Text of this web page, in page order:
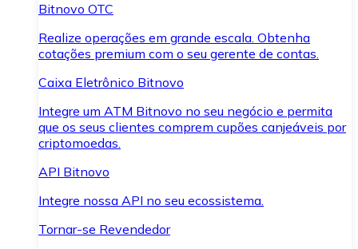
Bitnovo OTC
Realize operações em grande escala. Obtenha
cotações premium com o seu gerente de contas.
Caixa Eletrônico Bitnovo
Integre um ATM Bitnovo no seu negócio e permita
que os seus clientes comprem cupões canjeáveis por
criptomoedas.
API Bitnovo
Integre nossa API no seu ecossistema.
Tornar-se Revendedor